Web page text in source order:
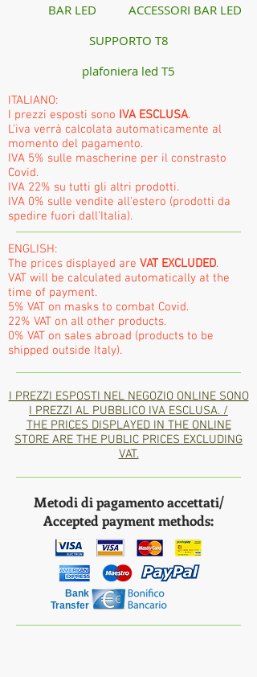
BAR LED
ACCESSORI BAR LED
SUPPORTO T8
plafoniera led T5
ITALIANO:
I prezzi esposti sono IVA ESCLUSA.
L'iva verrà calcolata automaticamente al
momento del pagamento.
IVA 5% sulle mascherine per il constrasto
Covid.
IVA 22% su tutti gli altri prodotti.
IVA 0% sulle vendite all'estero (prodotti da
spedire fuori dall'Italia).
ENGLISH:
The prices displayed are VAT EXCLUDED.
VAT will be calculated automatically at the
time of payment.
5% VAT on masks to combat Covid.
22% VAT on all other products.
0% VAT on sales abroad (products to be
shipped outside Italy).
I PREZZI ESPOSTI NEL NEGOZIO ONLINE SONO
I PREZZI AL PUBBLICO IVA ESCLUSA. /
THE PRICES DISPLAYED IN THE ONLINE
STORE ARE THE PUBLIC PRICES EXCLUDING
VAT.
Metodi di pagamento accettati/
Accepted payment methods:
Bank
Transfer